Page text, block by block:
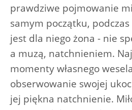
prawdziwe pojmowanie
samym początku,
jest dla niego żona - nie
a muzą, natchnieniem.
momenty własnego
obserwowanie swojej
jej piękna natchnienie.